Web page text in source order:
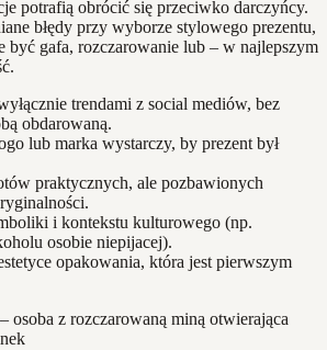
potrafią obrócić się przeciwko darczyńcy.
błędy przy wyborze stylowego prezentu,
być gafa, rozczarowanie lub – w najlepszym
trendami z social mediów, bez
obdarowaną.
lub marka wystarczy, by prezent był
praktycznych, ale pozbawionych
i kontekstu kulturowego (np.
osobie niepijacej).
opakowania, która jest pierwszym